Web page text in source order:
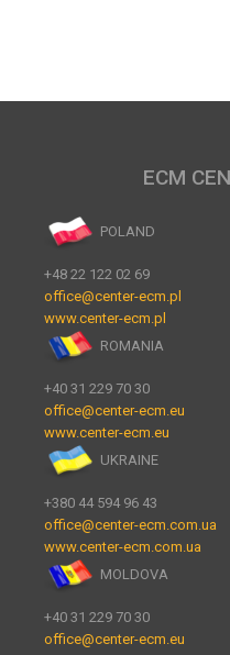
ECM
POLAND
+48 22 122 02 69
office@center-ecm.pl
www.center-ecm.pl
ROMANIA
+40 31 229 70 30
office@center-ecm.eu
www.center-ecm.eu
UKRAINE
+380 44 594 96 43
office@center-ecm.com.ua
www.center-ecm.com.ua
MOLDOVA
+40 31 229 70 30
office@center-ecm.eu